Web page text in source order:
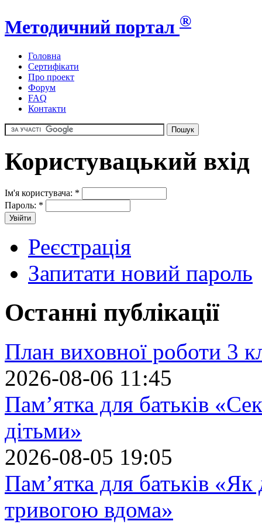
Методичний портал ®
Головна
Сертифікати
Про проект
Форум
FAQ
Контакти
Користувацький вхід
Ім'я користувача: *
Пароль: *
Реєстрація
Запитати новий пароль
Останні публікації
План виховної роботи 3
2026-08-06 11:45
Пам’ятка для батьків
дітьми»
2026-08-05 19:05
Пам’ятка для батьків
тривогою вдома»